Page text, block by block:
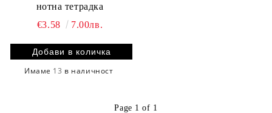
нотна тетрадка
€3.58
7.00лв.
Имаме 13 в наличност
Page 1 of 1